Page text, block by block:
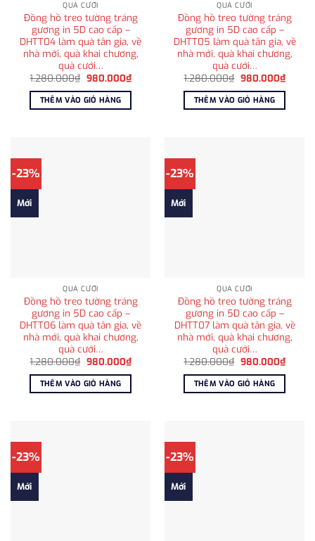
QUÀ CƯỚI
Đồng hồ treo tường tráng
gương in 5D cao cấp –
DHTT04 làm quà tân gia, về
nhà mới, quà khai chương,
quà cưới…
1.280.000₫ Giá
là:
1.280.000₫.
980.000₫Giá
THÊM VÀO GIỎ HÀNG
QUÀ CƯỚI
Đồng hồ treo tường tráng
gương in 5D cao cấp –
DHTT05 làm quà tân gia, về
nhà mới, quà khai chương,
quà cưới…
1.280.000₫ Giá
là:
1.280.000₫.
980.000₫Giá
THÊM VÀO GIỎ HÀNG
-23%
Mới
QUÀ CƯỚI
Đồng hồ treo tường tráng
gương in 5D cao cấp –
DHTT06 làm quà tân gia, về
nhà mới, quà khai chương,
quà cưới…
1.280.000₫ Giá
là:
1.280.000₫.
980.000₫Giá
hiện
980.000₫.
THÊM VÀO GIỎ HÀNG
-23%
Mới
QUÀ CƯỚI
Đồng hồ treo tường tráng
gương in 5D cao cấp –
DHTT07 làm quà tân gia, về
nhà mới, quà khai chương,
quà cưới…
1.280.000₫ Giá
là:
1.280.000₫.
980.000₫Giá
hiện
THÊM VÀO GIỎ HÀNG
-23%
Mới
-23%
Mới